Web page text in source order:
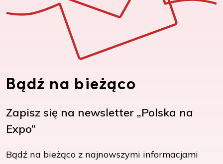
Bądź na bieżąco
Zapisz się na newsletter „Polska na
Expo”
Bądź na bieżąco z najnowszymi informacjami